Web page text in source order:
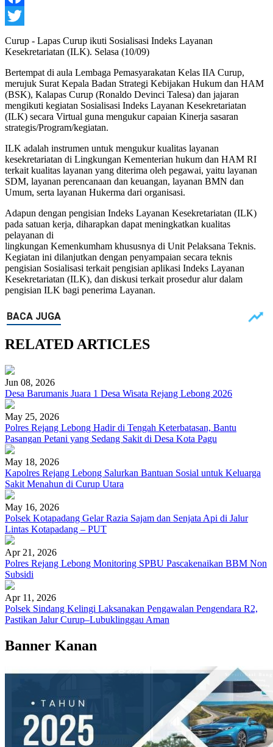
Facebook
Twitter
Curup - Lapas Curup ikuti Sosialisasi Indeks Layanan
Kesekretariatan (ILK). Selasa (10/09)
Bertempat di aula Lembaga Pemasyarakatan Kelas IIA Curup,
merujuk Surat Kepala Badan Strategi Kebijakan Hukum dan HAM
(BSK), Kalapas Curup (Ronaldo Devinci Talesa) dan jajaran
mengikuti kegiatan Sosialisasi Indeks Layanan Kesekretariatan
(ILK) secara Virtual guna mengukur capaian Kinerja sasaran
strategis/Program/kegiatan.
ILK adalah instrumen untuk mengukur kualitas layanan
kesekretariatan di Lingkungan Kementerian hukum dan HAM RI
terkait kualitas layanan yang diterima oleh pegawai, yaitu layanan
SDM, layanan perencanaan dan keuangan, layanan BMN dan
Umum, serta layanan Hukerma dari organisasi.
Adapun dengan pengisian Indeks Layanan Kesekretariatan (ILK)
pada satuan kerja, diharapkan dapat meningkatkan kualitas
pelayanan di
lingkungan Kemenkumham khususnya di Unit Pelaksana Teknis.
Kegiatan ini dilanjutkan dengan penyampaian secara teknis
pengisian Sosialisasi terkait pengisian aplikasi Indeks Layanan
Kesekretariatan (ILK), dan diskusi terkait prosedur alur dalam
pengisian ILK bagi penerima Layanan.
RELATED ARTICLES
Jun 08, 2026
Desa Barumanis Juara 1 Desa Wisata Rejang Lebong 2026
May 25, 2026
Polres Rejang Lebong Hadir di Tengah Keterbatasan, Bantu
Pasangan Petani yang Sedang Sakit di Desa Kota Pagu
May 18, 2026
Kapolres Rejang Lebong Salurkan Bantuan Sosial untuk Keluarga
Sakit Menahun di Curup Utara
May 16, 2026
Polsek Kotapadang Gelar Razia Sajam dan Senjata Api di Jalur
Lintas Kotapadang – PUT
Apr 21, 2026
Polres Rejang Lebong Monitoring SPBU Pascakenaikan BBM Non
Subsidi
Apr 11, 2026
Polsek Sindang Kelingi Laksanakan Pengawalan Pengendara R2,
Pastikan Jalur Curup–Lubuklinggau Aman
Banner Kanan